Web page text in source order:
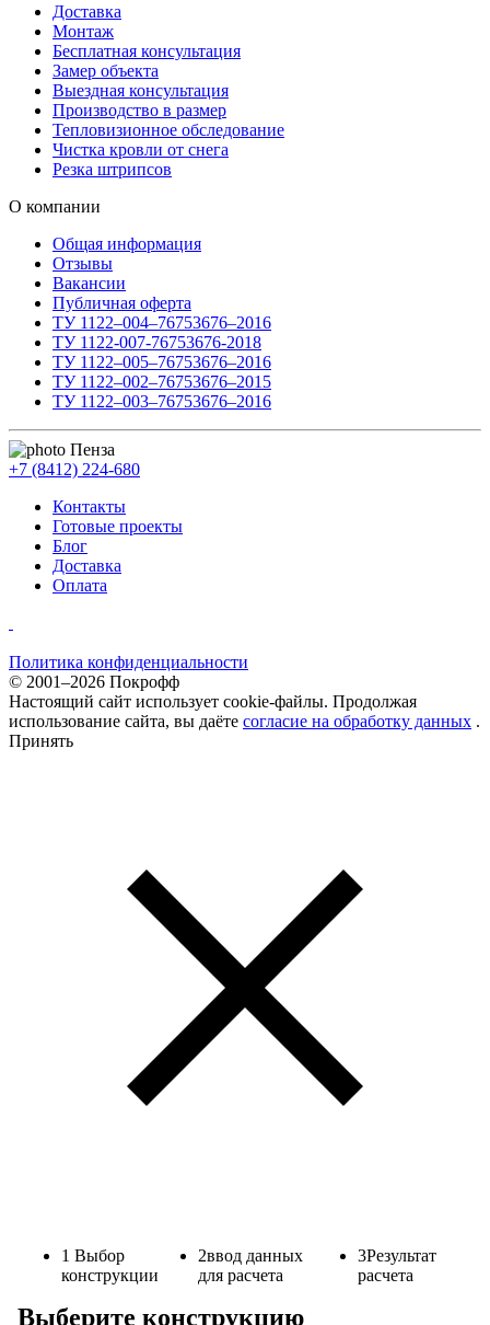
Доставка
Монтаж
Бесплатная консультация
Замер объекта
Выездная консультация
Производство в размер
Тепловизионное обследование
Чистка кровли от снега
Резка штрипсов
О компании
Общая информация
Отзывы
Вакансии
Публичная оферта
ТУ 1122–004–76753676–2016
ТУ 1122-007-76753676-2018
ТУ 1122–005–76753676–2016
ТУ 1122–002–76753676–2015
ТУ 1122–003–76753676–2016
Пенза
+7 (8412) 224-680
Контакты
Готовые проекты
Блог
Доставка
Оплата
Политика конфиденциальности
© 2001–2026 Покрофф
Настоящий сайт использует cookie-файлы. Продолжая
использование сайта, вы даёте согласие на обработку данных .
Принять